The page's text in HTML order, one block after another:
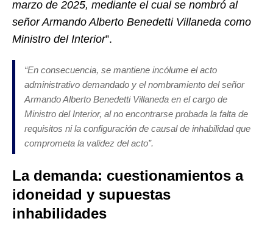
marzo de 2025, mediante el cual se nombró al
señor Armando Alberto Benedetti Villaneda como
Ministro del Interior”.
“En consecuencia, se mantiene incólume el acto
administrativo demandado y el nombramiento del señor
Armando Alberto Benedetti Villaneda en el cargo de
Ministro del Interior, al no encontrarse probada la falta de
requisitos ni la configuración de causal de inhabilidad que
comprometa la validez del acto”.
La demanda: cuestionamientos a
idoneidad y supuestas
inhabilidades